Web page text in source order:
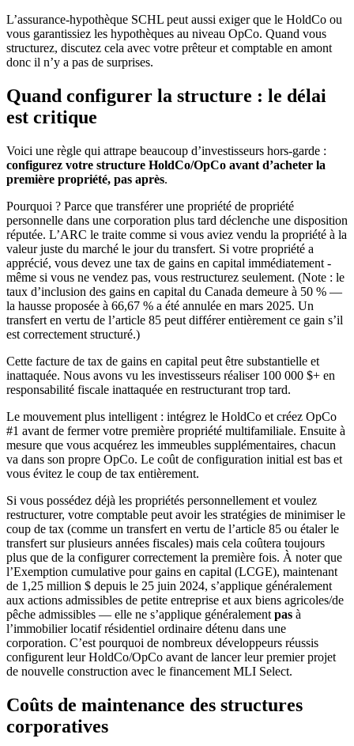
L’assurance-hypothèque SCHL peut aussi exiger que le HoldCo ou
vous garantissiez les hypothèques au niveau OpCo. Quand vous
structurez, discutez cela avec votre prêteur et comptable en amont
donc il n’y a pas de surprises.
Quand configurer la structure : le délai
est critique
Voici une règle qui attrape beaucoup d’investisseurs hors-garde :
configurez votre structure HoldCo/OpCo avant d’acheter la
première propriété, pas après.
Pourquoi ? Parce que transférer une propriété de propriété
personnelle dans une corporation plus tard déclenche une disposition
réputée. L’ARC le traite comme si vous aviez vendu la propriété à la
valeur juste du marché le jour du transfert. Si votre propriété a
apprécié, vous devez une tax de gains en capital immédiatement -
même si vous ne vendez pas, vous restructurez seulement. (Note : le
taux d’inclusion des gains en capital du Canada demeure à 50 % —
la hausse proposée à 66,67 % a été annulée en mars 2025. Un
transfert en vertu de l’article 85 peut différer entièrement ce gain s’il
est correctement structuré.)
Cette facture de tax de gains en capital peut être substantielle et
inattaquée. Nous avons vu les investisseurs réaliser 100 000 $+ en
responsabilité fiscale inattaquée en restructurant trop tard.
Le mouvement plus intelligent : intégrez le HoldCo et créez OpCo
#1 avant de fermer votre première propriété multifamiliale. Ensuite à
mesure que vous acquérez les immeubles supplémentaires, chacun
va dans son propre OpCo. Le coût de configuration initial est bas et
vous évitez le coup de tax entièrement.
Si vous possédez déjà les propriétés personnellement et voulez
restructurer, votre comptable peut avoir les stratégies de minimiser le
coup de tax (comme un transfert en vertu de l’article 85 ou étaler le
transfert sur plusieurs années fiscales) mais cela coûtera toujours
plus que de la configurer correctement la première fois. À noter que
l’Exemption cumulative pour gains en capital (LCGE), maintenant
de 1,25 million $ depuis le 25 juin 2024, s’applique généralement
aux actions admissibles de petite entreprise et aux biens agricoles/de
pêche admissibles — elle ne s’applique généralement pas à
l’immobilier locatif résidentiel ordinaire détenu dans une
corporation. C’est pourquoi de nombreux développeurs réussis
configurent leur HoldCo/OpCo avant de lancer leur premier projet
de nouvelle construction avec le financement MLI Select.
Coûts de maintenance des structures
corporatives